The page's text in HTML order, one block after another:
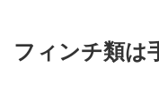
フィンチ類は